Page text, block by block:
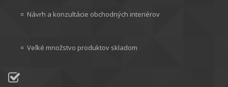
Návrh a konzultácie obchodných interiérov
Veľké množstvo produktov skladom